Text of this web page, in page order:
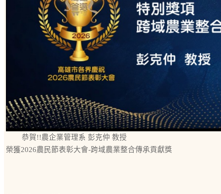
恭賀!!農企業管理系 彭克仲 教授
榮獲2026農民節表彰大會-跨域農業整合傳承貢獻獎